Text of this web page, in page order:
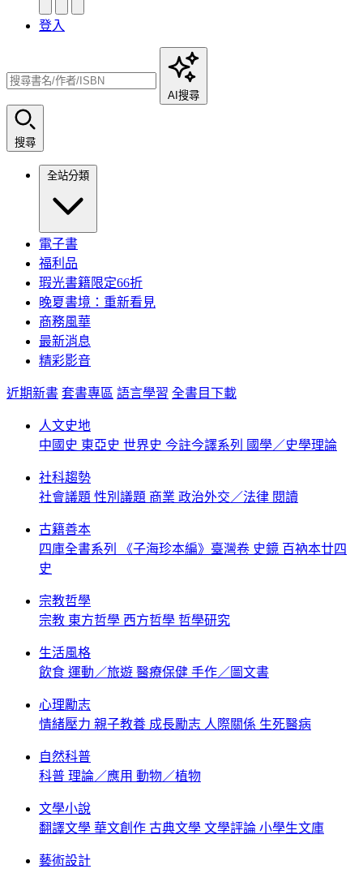
登入
AI搜尋
搜尋
全站分類
電子書
福利品
瑕光書籍限定66折
晚夏書境：重新看見
商務風華
最新消息
精彩影音
近期新書 套書專區 語言學習 全書目下載
人文史地
中國史 東亞史 世界史 今註今譯系列 國學／史學理論
社科趨勢
社會議題 性別議題 商業 政治外交／法律 閱讀
古籍善本
四庫全書系列
《子海珍本編》臺灣卷 史鏡 百衲本廿四
史
宗教哲學
宗教 東方哲學 西方哲學 哲學研究
生活風格
飲食 運動／旅遊 醫療保健 手作／圖文書
心理勵志
情緒壓力 親子教養 成長勵志 人際關係 生死醫病
自然科普
科普 理論／應用 動物／植物
文學小說
翻譯文學 華文創作 古典文學 文學評論 小學生文庫
藝術設計